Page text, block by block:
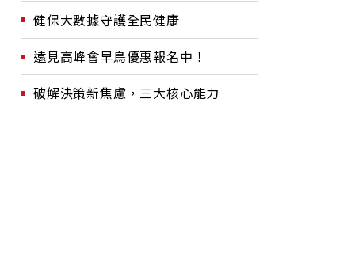
健保大數據守護全民健康
遠見高峰會早鳥優惠報名中！
破解決策新焦慮，三大核心能力